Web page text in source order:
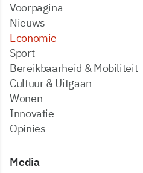
Voorpagina
Nieuws
Economie
Sport
Bereikbaarheid & Mobiliteit
Cultuur & Uitgaan
Wonen
Innovatie
Opinies
Media